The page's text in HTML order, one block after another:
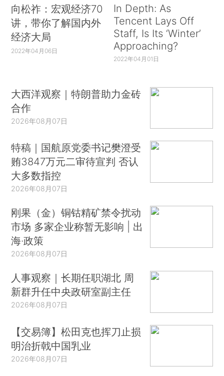
向松祚：宏观经济70
讲，带你了解国内外
经济大局
2022年04月06日
In Depth: As
Tencent Lays Off
Staff, Is Its ‘Winter’
Approaching?
2022年04月01日
大西洋观察｜特朗普助力金砖
合作
2026年08月07日
特稿｜国航原党委书记樊澄受
贿3847万元二审待宣判 否认
大多数指控
2026年08月07日
刚果（金）铜钴精矿禁令扰动
市场 多家企业称暂无影响 | 出
海·政策
2026年08月07日
人事观察｜长期任职湖北 周
新群升任中央政研室副主任
2026年08月07日
【交易簿】松田克也挥刀止损
明治折戟中国乳业
2026年08月07日